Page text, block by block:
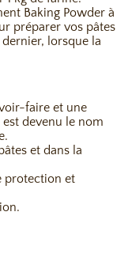
Baking Powder à
préparer vos pâtes
lorsque la
faire et une
devenu le nom
et dans la
protection et